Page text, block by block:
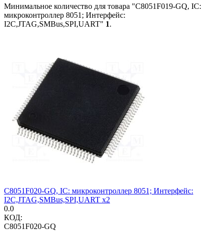
Минимальное количество для товара "C8051F019-GQ, IC:
микроконтроллер 8051; Интерфейс:
I2C,JTAG,SMBus,SPI,UART" 1.
C8051F020-GQ, IC: микроконтроллер 8051; Интерфейс:
I2C,JTAG,SMBus,SPI,UART x2
0.0
КОД:
C8051F020-GQ